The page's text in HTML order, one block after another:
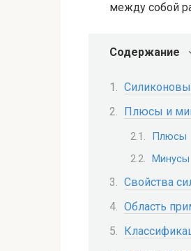
между собой
Содержание
Плюсы и
Плюсы
Минусы
Свойства
Область